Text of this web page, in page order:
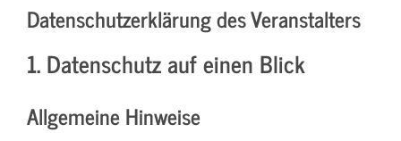
Datenschutzerklärung des Veranstalters
1. Datenschutz auf einen Blick
Allgemeine Hinweise